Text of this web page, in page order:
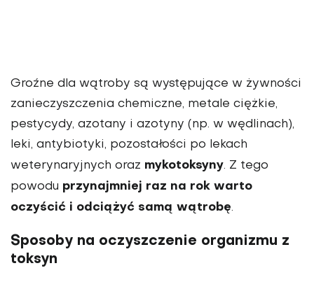
Groźne dla wątroby są występujące w żywności
zanieczyszczenia chemiczne, metale ciężkie,
pestycydy, azotany i azotyny (np. w wędlinach),
leki, antybiotyki, pozostałości po lekach
weterynaryjnych oraz mykotoksyny. Z tego
powodu przynajmniej raz na rok warto
oczyścić i odciążyć samą wątrobę.
Sposoby na oczyszczenie organizmu z
toksyn